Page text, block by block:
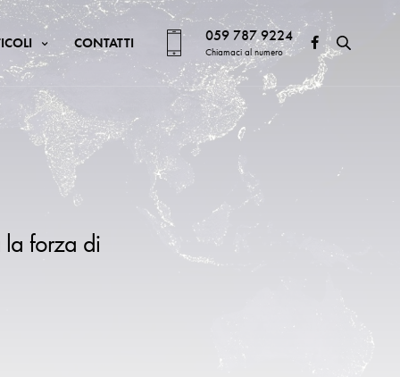
CONTATTI 059 787 9224
Chiamaci al numero
la forza di